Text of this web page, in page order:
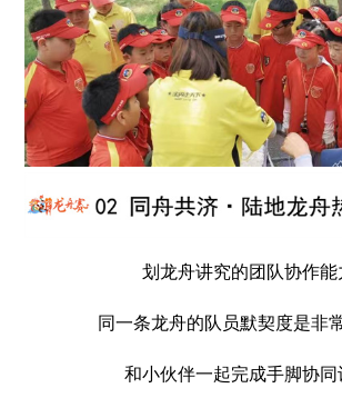
划龙舟讲究的团队协作能
同一条龙舟的队员默契度是非
和小伙伴一起完成手脚协同